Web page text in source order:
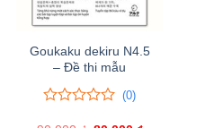
Goukaku dekiru N4.5
– Đề thi mẫu
(0)